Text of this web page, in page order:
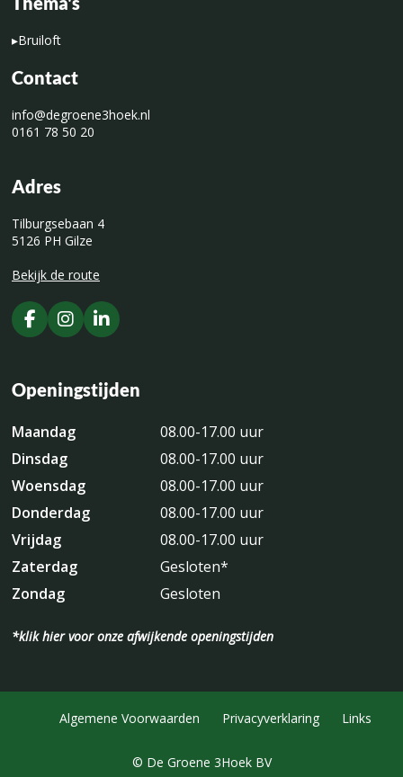
▸Bruiloft
Contact
info@degroene3hoek.nl
0161 78 50 20
Adres
Tilburgsebaan 4
5126 PH Gilze
Bekijk de route
Openingstijden
Maandag
08.00-17.00 uur
Dinsdag
08.00-17.00 uur
Woensdag
08.00-17.00 uur
Donderdag
08.00-17.00 uur
Vrijdag
08.00-17.00 uur
Zaterdag
Gesloten*
Zondag
Gesloten
*klik hier voor onze afwijkende openingstijden
Algemene Voorwaarden Privacyverklaring Links
© De Groene 3Hoek BV